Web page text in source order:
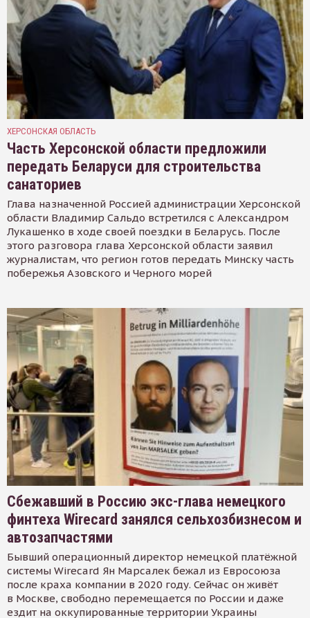
ХЕРСОНСКАЯ ОБЛАСТЬ
Часть Херсонской области предложили
передать Беларуси для строительства
санаториев
Глава назначенной Россией администрации Херсонской
области Владимир Сальдо встретился с Александром
Лукашенко в ходе своей поездки в Беларусь. После
этого разговора глава Херсонской области заявил
журналистам, что регион готов передать Минску часть
побережья Азовского и Черного морей
Сбежавший в Россию экс-глава немецкого
финтеха Wirecard занялся сельхозбизнесом и
автозапчастями
Бывший операционный директор немецкой платёжной
системы Wirecard Ян Марсалек бежал из Евросоюза
после краха компании в 2020 году. Сейчас он живёт
в Москве, свободно перемещается по России и даже
ездит на оккупированные территории Украины